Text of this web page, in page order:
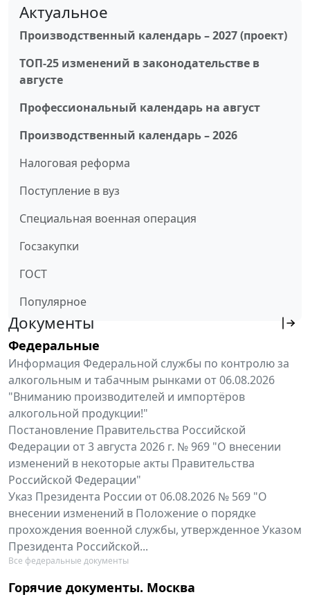
Актуальное
Производственный календарь – 2027 (проект)
ТОП-25 изменений в законодательстве в
августе
Профессиональный календарь на август
Производственный календарь – 2026
Налоговая реформа
Поступление в вуз
Специальная военная операция
Госзакупки
ГОСТ
Популярное
Документы
Федеральные
Информация Федеральной службы по контролю за
алкогольным и табачным рынками от 06.08.2026
"Вниманию производителей и импортёров
алкогольной продукции!"
Постановление Правительства Российской
Федерации от 3 августа 2026 г. № 969 "О внесении
изменений в некоторые акты Правительства
Российской Федерации"
Указ Президента России от 06.08.2026 № 569 "О
внесении изменений в Положение о порядке
прохождения военной службы, утвержденное Указом
Президента Российской...
Все федеральные документы
Горячие документы. Москва